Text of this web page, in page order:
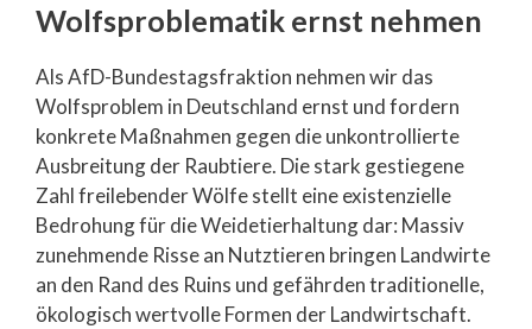
Wolfsproblematik ernst nehmen
Als AfD-Bundestagsfraktion nehmen wir das
Wolfsproblem in Deutschland ernst und fordern
konkrete Maßnahmen gegen die unkontrollierte
Ausbreitung der Raubtiere. Die stark gestiegene
Zahl freilebender Wölfe stellt eine existenzielle
Bedrohung für die Weidetierhaltung dar: Massiv
zunehmende Risse an Nutztieren bringen Landwirte
an den Rand des Ruins und gefährden traditionelle,
ökologisch wertvolle Formen der Landwirtschaft.